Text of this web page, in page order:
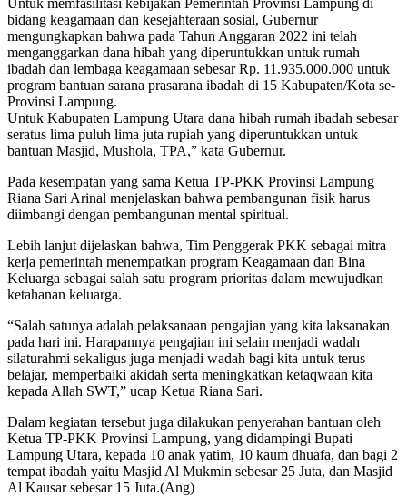
Untuk memfasilitasi kebijakan Pemerintah Provinsi Lampung di
bidang keagamaan dan kesejahteraan sosial, Gubernur
mengungkapkan bahwa pada Tahun Anggaran 2022 ini telah
menganggarkan dana hibah yang diperuntukkan untuk rumah
ibadah dan lembaga keagamaan sebesar Rp. 11.935.000.000 untuk
program bantuan sarana prasarana ibadah di 15 Kabupaten/Kota se-
Provinsi Lampung.
Untuk Kabupaten Lampung Utara dana hibah rumah ibadah sebesar
seratus lima puluh lima juta rupiah yang diperuntukkan untuk
bantuan Masjid, Mushola, TPA,” kata Gubernur.
Pada kesempatan yang sama Ketua TP-PKK Provinsi Lampung
Riana Sari Arinal menjelaskan bahwa pembangunan fisik harus
diimbangi dengan pembangunan mental spiritual.
Lebih lanjut dijelaskan bahwa, Tim Penggerak PKK sebagai mitra
kerja pemerintah menempatkan program Keagamaan dan Bina
Keluarga sebagai salah satu program prioritas dalam mewujudkan
ketahanan keluarga.
“Salah satunya adalah pelaksanaan pengajian yang kita laksanakan
pada hari ini. Harapannya pengajian ini selain menjadi wadah
silaturahmi sekaligus juga menjadi wadah bagi kita untuk terus
belajar, memperbaiki akidah serta meningkatkan ketaqwaan kita
kepada Allah SWT,” ucap Ketua Riana Sari.
Dalam kegiatan tersebut juga dilakukan penyerahan bantuan oleh
Ketua TP-PKK Provinsi Lampung, yang didampingi Bupati
Lampung Utara, kepada 10 anak yatim, 10 kaum dhuafa, dan bagi 2
tempat ibadah yaitu Masjid Al Mukmin sebesar 25 Juta, dan Masjid
Al Kausar sebesar 15 Juta.(Ang)